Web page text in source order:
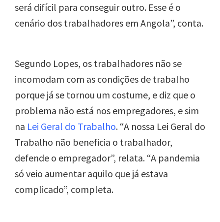
será difícil para conseguir outro. Esse é o
cenário dos trabalhadores em Angola”, conta.
Segundo Lopes, os trabalhadores não se
incomodam com as condições de trabalho
porque já se tornou um costume, e diz que o
problema não está nos empregadores, e sim
na Lei Geral do Trabalho. “A nossa Lei Geral do
Trabalho não beneficia o trabalhador,
defende o empregador”, relata. “A pandemia
só veio aumentar aquilo que já estava
complicado”, completa.